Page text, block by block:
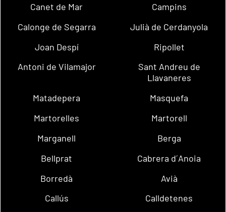
Canet de Mar
Campins
Calonge de Segarra
Julià de Cerdanyola
Joan Despí
Ripollet
Antoni de Vilamajor
Sant Andreu de
Llavaneres
Matadepera
Masquefa
Martorelles
Martorell
Marganell
Berga
Bellprat
Cabrera d´Anoia
Borredà
Avià
Callús
Calldetenes